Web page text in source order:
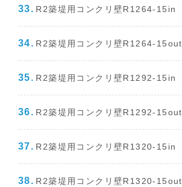
R2築堤用コンクリ壁R1264-15in
R2築堤用コンクリ壁R1264-15out
R2築堤用コンクリ壁R1292-15in
R2築堤用コンクリ壁R1292-15out
R2築堤用コンクリ壁R1320-15in
R2築堤用コンクリ壁R1320-15out